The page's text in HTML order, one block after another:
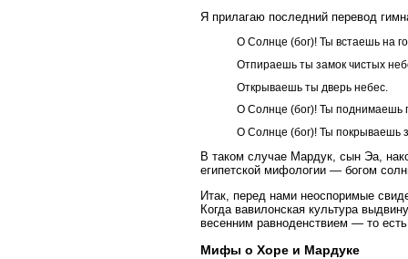
Я прилагаю последний перевод
О Солнце (бог)! Ты встаешь на
Отпираешь ты замок чистых
Открываешь ты дверь небес.
О Солнце (бог)! Ты поднимаешь
О Солнце (бог)! Ты покрываешь
В таком случае Мардук, сын Эа,
египетской мифологии — богом
Итак, перед нами неоспоримые
Когда вавилонская культура
весенним равноденствием — то
Мифы о Хоре и Мардуке